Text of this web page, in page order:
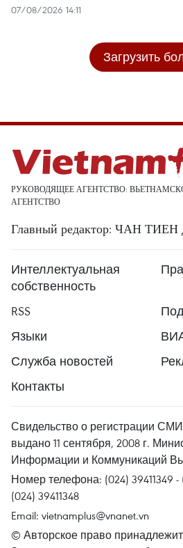
07/08/2026 14:11
Загрузить
РУКОВОДЯЩЕЕ АГЕНТСТВО:
АГЕНТСТВО
Главный редактор: ЧАН
Интеллектуальная
собственность
RSS
Языки
Служба новостей
Контакты
Свидельство о регистрации СМИ
выдано 11 сентября, 2008 г.
Информации и Коммуникаций
Номер телефона: (024) 39411349 -
(024) 39411348
Email: vietnamplus@vnanet.vn
© Авторское право